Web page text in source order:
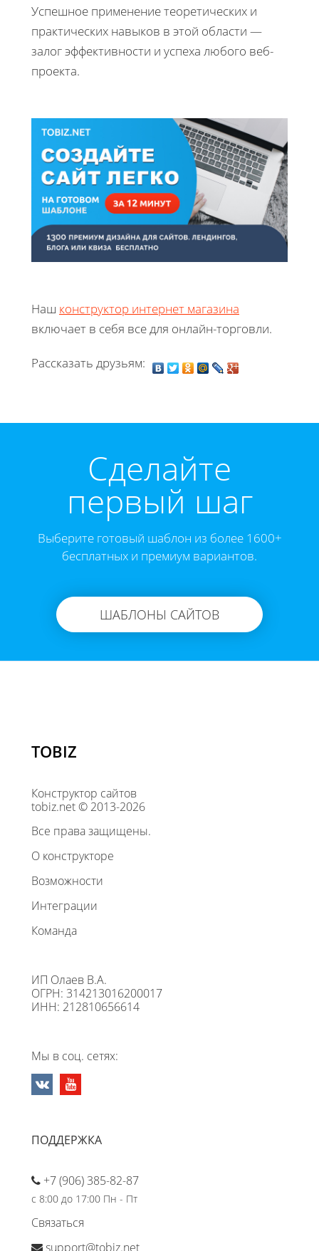
Успешное применение теоретических и
практических навыков в этой области —
залог эффективности и успеха любого веб-
проекта.
Наш конструктор интернет магазина
включает в себя все для онлайн-торговли.
Рассказать друзьям:
Cделайте
первый шаг
Выберите готовый шаблон из более 1600+
бесплатных и премиум вариантов.
ШАБЛОНЫ САЙТОВ
TOBIZ
Конструктор сайтов
tobiz.net © 2013-2026
Все права защищены.
О конструкторе
Возможности
Интеграции
Команда
ИП Олаев В.А.
ОГРН: 314213016200017
ИНН: 212810656614
Мы в соц. сетях:
ПОДДЕРЖКА
+7 (906) 385-82-87
с 8:00 до 17:00 Пн - Пт
Связаться
support@tobiz.net